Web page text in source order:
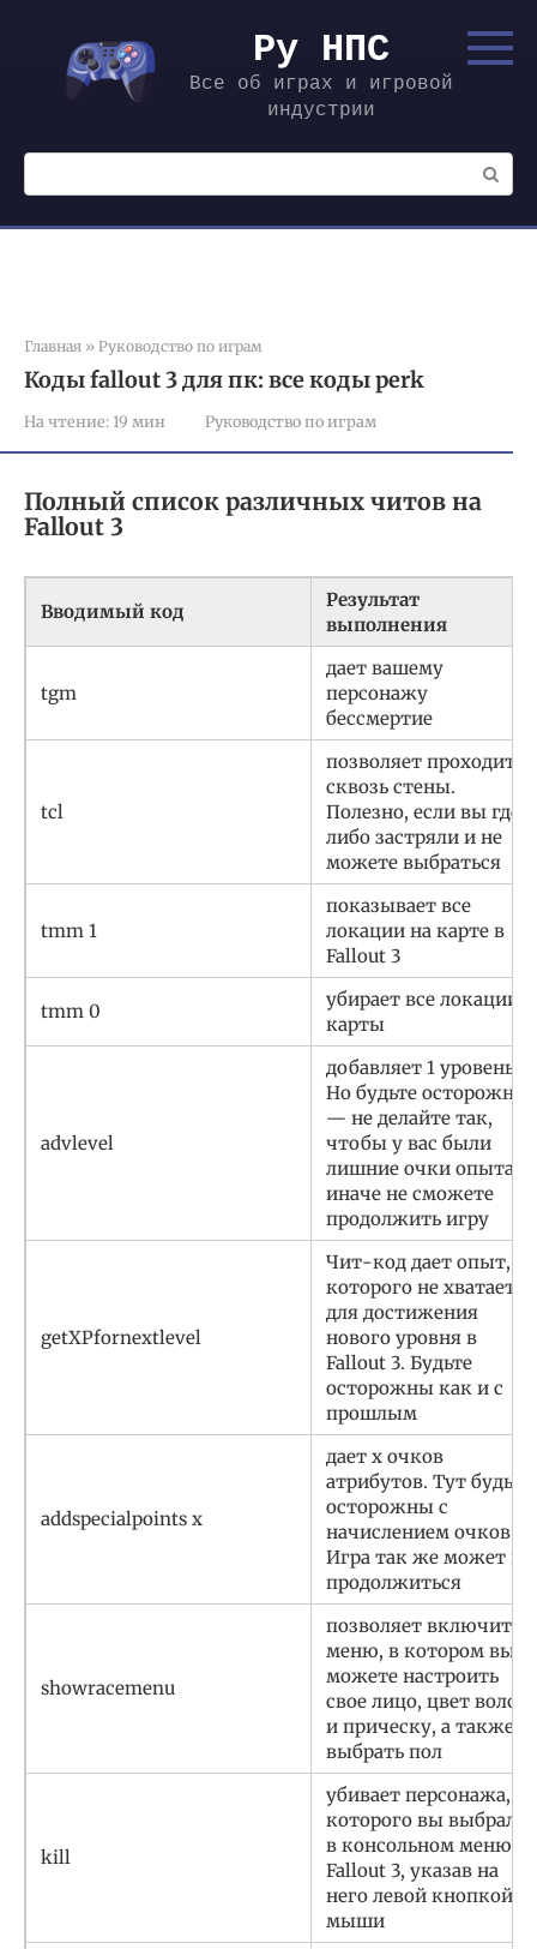
контенту
Ру НПС
Все об играх и игровой
индустрии
Поиск:
Главная » Руководство по играм
Коды fallout 3 для пк: все коды perk
На чтение: 19 мин Руководство по играм
Полный список различных читов на
Fallout 3
Вводимый код
Результат
выполнения
tgm
дает вашему
персонажу
бессмертие
tcl
позволяет проходить
сквозь стены.
Полезно, если вы где-
либо застряли и не
можете выбраться
tmm 1
показывает все
локации на карте в
Fallout 3
tmm 0
убирает все локации с
карты
advlevel
добавляет 1 уровень.
Но будьте осторожны
— не делайте так,
чтобы у вас были
лишние очки опыта
иначе не сможете
продолжить игру
getXPfornextlevel
Чит-код дает опыт,
которого не хватает
для достижения
нового уровня в
Fallout 3. Будьте
осторожны как и с
прошлым
addspecialpoints х
дает х очков
атрибутов. Тут будьте
осторожны с
начислением очков.
Игра так же может не
продолжиться
showracemenu
позволяет включить
меню, в котором вы
можете настроить
свое лицо, цвет волос
и прическу, а также
выбрать пол
kill
убивает персонажа,
которого вы выбрали
в консольном меню
Fallout 3, указав на
него левой кнопкой
мыши